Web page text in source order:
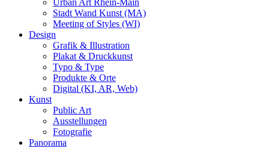
Urban Art Rhein-Main
Stadt Wand Kunst (MA)
Meeting of Styles (WI)
Design
Grafik & Illustration
Plakat & Druckkunst
Typo & Type
Produkte & Orte
Digital (KI, AR, Web)
Kunst
Public Art
Ausstellungen
Fotografie
Panorama